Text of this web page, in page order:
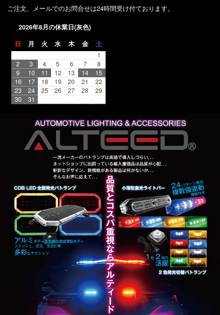
ご注文、メールでのお問合せは24時間受け付ております。
2026年8月の休業日(灰色)
日 月 火 水 木 金 土
1
2
3 4 5 6 7
8
9
10 11 12 13 14
15
16
17 18 19 20 21
22
23
24 25 26 27 28
29
30
31